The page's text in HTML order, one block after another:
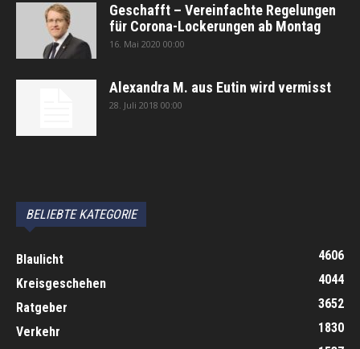
Geschafft – Vereinfachte Regelungen
für Corona-Lockerungen ab Montag
16. Mai 2020 00:00
Alexandra M. aus Eutin wird vermisst
28. Juli 2018 00:00
BELIEBTE KATEGORIE
Blaulicht
4606
Kreisgeschehen
4044
Ratgeber
3652
Verkehr
1830